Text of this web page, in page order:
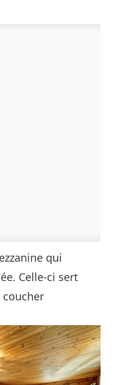
qui
Celle-ci sert